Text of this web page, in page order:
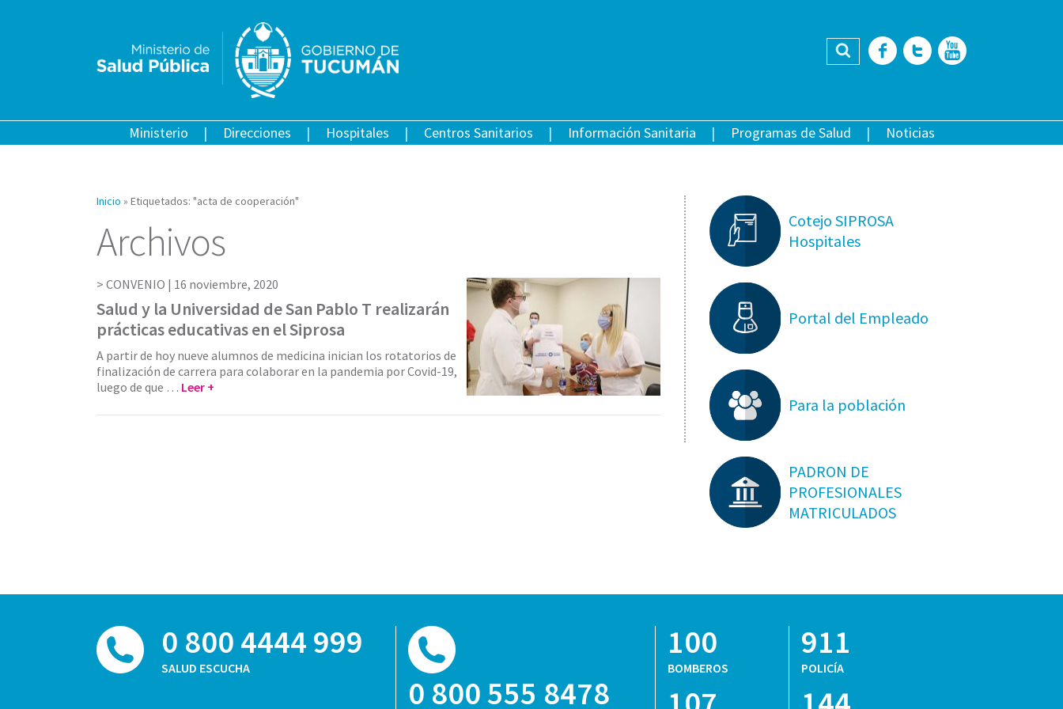
Buscar Facebook
Twitter
Ministerio Direcciones Hospitales Centros Sanitarios Información Sanitaria Programas de Salud Noticias
Inicio » Etiquetados: "acta de cooperación"
Archivos
CONVENIO | 16 noviembre, 2020
Salud y la Universidad de San Pablo T realizarán
prácticas educativas en el Siprosa
A partir de hoy nueve alumnos de medicina inician los rotatorios de
finalización de carrera para colaborar en la pandemia por Covid-19,
luego de que … Leer +
Cotejo SIPROSA
Hospitales
Portal del Empleado
Para la población
PADRON DE
PROFESIONALES
MATRICULADOS
0 800 4444 999
SALUD ESCUCHA
0 800 555 8478
100
BOMBEROS
911
POLICÍA